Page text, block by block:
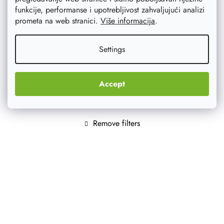
funkcije, performanse i upotrebljivost zahvaljujući analizi
prometa na web stranici. Više informacija.
Settings
Accept
Etiketa
Remove filters